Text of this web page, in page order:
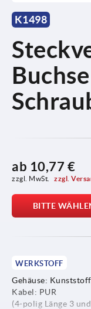
K1498
ab 10,77 €
zzgl. MwSt. zzgl.
BITTE
WERKSTOFF
Gehäuse: Kunststoff.
Kabel: PUR
(4-polig Länge 3